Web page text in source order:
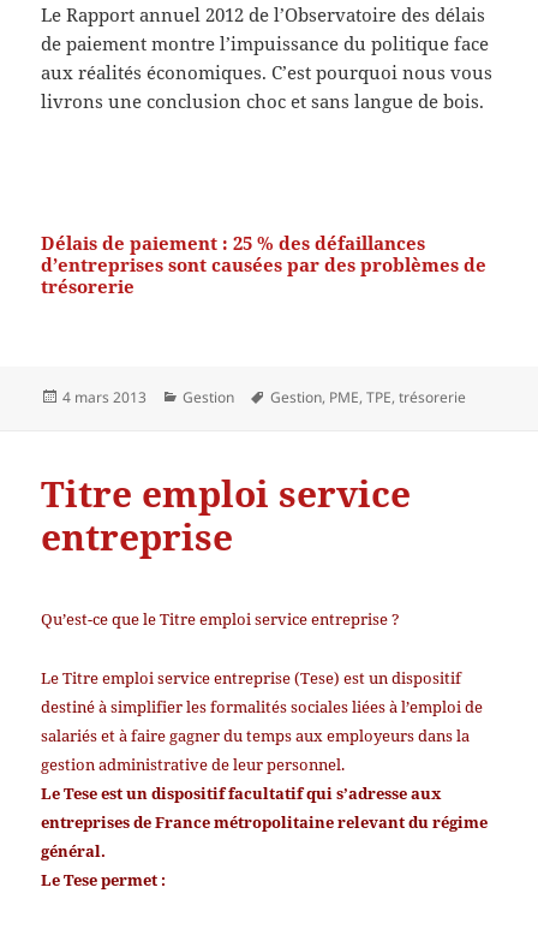
Le Rapport annuel 2012 de l’Observatoire des délais
de paiement montre l’impuissance du politique face
aux réalités économiques. C’est pourquoi nous vous
livrons une conclusion choc et sans langue de bois.
Délais de paiement : 25 % des défaillances
d’entreprises sont causées par des problèmes de
trésorerie
Publié
4 mars 2013 Catégories
Gestion
Mots-
Gestion, PME,TPE,trésorerie
Titre emploi service
entreprise
Qu’est-ce que le Titre emploi service entreprise ?
Le Titre emploi service entreprise (Tese) est un dispositif
destiné à simplifier les formalités sociales liées à l’emploi de
salariés et à faire gagner du temps aux employeurs dans la
gestion administrative de leur personnel.
Le Tese est un dispositif facultatif qui s’adresse aux
entreprises de France métropolitaine relevant du régime
général.
Le Tese permet :